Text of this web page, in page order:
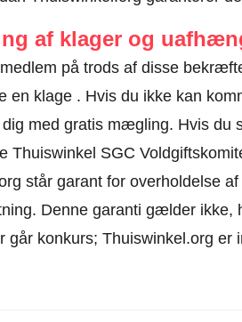
af klager og
på trods af disse
en klage. Hvis du ikke kan
med gratis mægling. Hvis du
Thuiswinkel SGC
står garant for overholdelse
Denne garanti gælder ikke,
går konkurs; Thuiswinkel.org er